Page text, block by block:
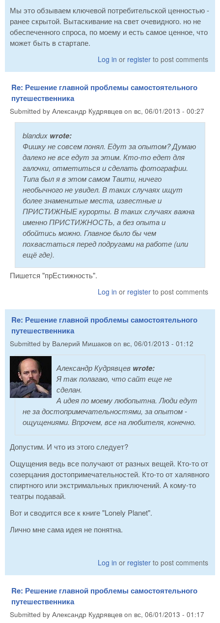
Мы это обзываем ключевой потребительской ценностью -
ранее скрытой. Вытаскивание на свет очевидного. но не
обеспеченного спроса, по моему и есть самое ценное, что
может быть в стартапе.
Log in or register to post comments
Re: Решение главной проблемы самостоятельного
путешественника
Submitted by Александр Кудрявцев on вс, 06/01/2013 - 00:27
blandux wrote:
Фишку не совсем понял. Едут за опытом? Думаю
далеко не все едут за этим. Кто-то едет для
галочки, отметиться и сделать фотографии.
Типа был я в этом самом Таити, ничего
необычного не увидел. В таких случаях ищут
более знаменитые места, известные и
ПРИСТИЖНЫЕ курорты. В таких случаях важна
именно ПРИСТИЖНОСТЬ, а без опыта и
обойтись можно. Главное было бы чем
похвастаться перед подругами на работе (или
ещё где).
Пишется "прЕстижность".
Log in or register to post comments
Re: Решение главной проблемы самостоятельного
путешественника
Submitted by Валерий Мишаков on вс, 06/01/2013 - 01:12
Александр Кудрявцев wrote:
Я так полагаю, что сайт еще не
сделан.
А идея по моему любопытна. Люди едут
не за достопримечательностями, за опытом -
ощущениями. Впрочем, все на любителя, конечно.
Допустим. И что из этого следует?
Ощущения ведь все получают от разных вещей. Кто-то от
созерцания достопримечательностей. Кто-то от халявного
спиртного или экстримальных приключений. А кому-то
театры подавай.
Вот и сводится все к книге "Lonely Planet".
Лично мне сама идея не понятна.
Log in or register to post comments
Re: Решение главной проблемы самостоятельного
путешественника
Submitted by Александр Кудрявцев on вс, 06/01/2013 - 01:17